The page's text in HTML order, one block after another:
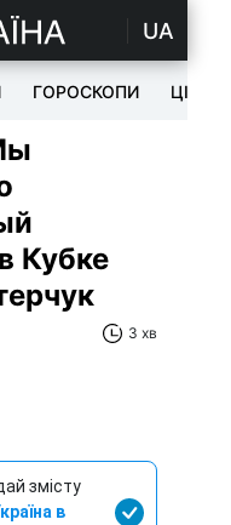
UA
ГОРОСКОПИ ЦІКАВЕ
Кубке
3 хв
змісту
в